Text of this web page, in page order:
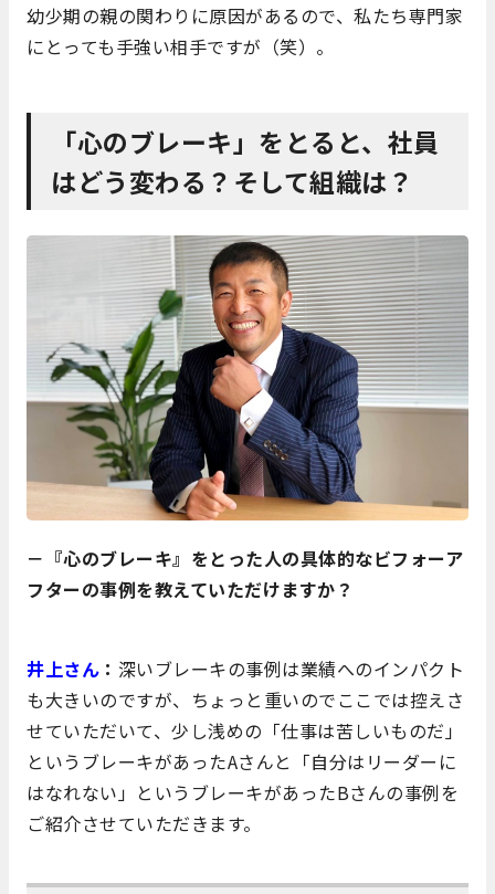
幼少期の親の関わりに原因があるので、私たち専門家
にとっても手強い相手ですが（笑）。
「心のブレーキ」をとると、社員
はどう変わる？そして組織は？
－『心のブレーキ』をとった人の具体的なビフォーア
フターの事例を教えていただけますか？
井上さん ： 深いブレーキの事例は業績へのインパクト
も大きいのですが、ちょっと重いのでここでは控えさ
せていただいて、少し浅めの「仕事は苦しいものだ」
というブレーキがあったAさんと「自分はリーダーに
はなれない」というブレーキがあったBさんの事例を
ご紹介させていただきます。